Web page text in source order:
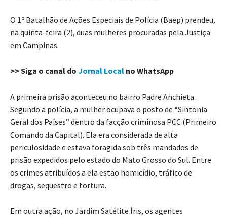
O 1º Batalhão de Ações Especiais de Polícia (Baep) prendeu,
na quinta-feira (2), duas mulheres procuradas pela Justiça
em Campinas.
>> Siga o canal do Jornal Local no WhatsApp
A primeira prisão aconteceu no bairro Padre Anchieta.
Segundo a polícia, a mulher ocupava o posto de “Sintonia
Geral dos Países” dentro da facção criminosa PCC (Primeiro
Comando da Capital). Ela era considerada de alta
periculosidade e estava foragida sob três mandados de
prisão expedidos pelo estado do Mato Grosso do Sul. Entre
os crimes atribuídos a ela estão homicídio, tráfico de
drogas, sequestro e tortura.
Em outra ação, no Jardim Satélite Íris, os agentes